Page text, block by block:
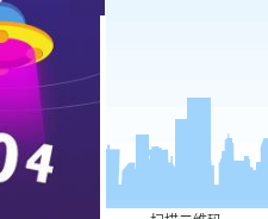
文化
组织架构
公司团队
荣誉资质
湖州原木